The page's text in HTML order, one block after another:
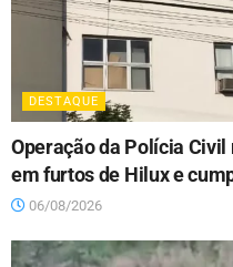
DESTAQUE
Operação da Polícia
em furtos de Hilux e
06/08/2026